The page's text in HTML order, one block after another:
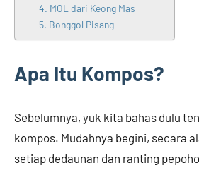
4. MOL dari Keong Mas
5. Bonggol Pisang
Apa Itu Kompos?
Sebelumnya, yuk kita bahas dulu
kompos. Mudahnya begini, secara
setiap dedaunan dan ranting